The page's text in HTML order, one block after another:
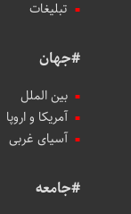
تبلیغات
#جهان
بین الملل
آمریکا و اروپا
آسیای غربی
#جامعه